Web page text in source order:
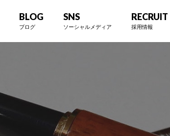
BLOG
ブログ
SNS
ソーシャルメディア
RECRUIT
採用情報